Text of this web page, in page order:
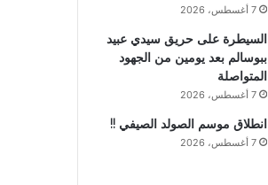
7 أغسطس، 2026
السيطرة على حريق سيدي عبيد
ببوسالم بعد يومين من الجهود
المتواصلة
7 أغسطس، 2026
انطلاق موسم الصولد الصيفي !!
7 أغسطس، 2026